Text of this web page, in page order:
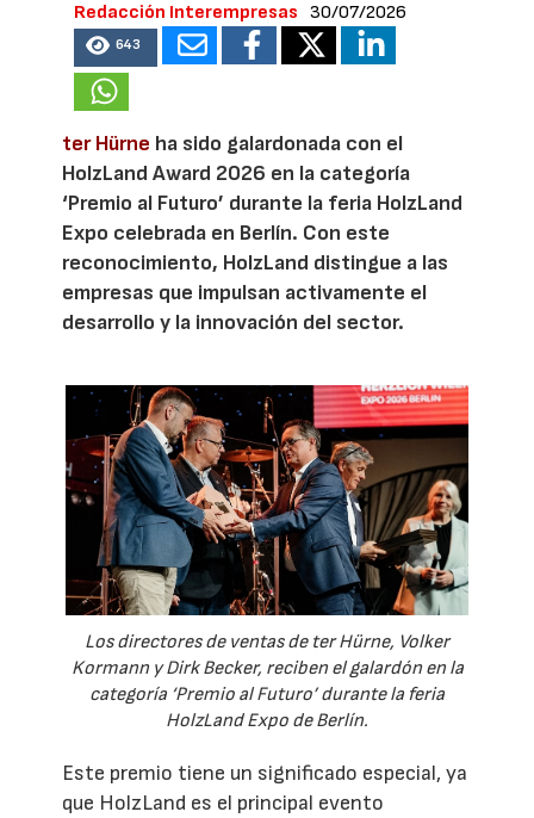
Redacción Interempresas 30/07/2026
643
ter Hürne ha sido galardonada con el
HolzLand Award 2026 en la categoría
‘Premio al Futuro’ durante la feria HolzLand
Expo celebrada en Berlín. Con este
reconocimiento, HolzLand distingue a las
empresas que impulsan activamente el
desarrollo y la innovación del sector.
Los directores de ventas de ter Hürne, Volker
Kormann y Dirk Becker, reciben el galardón en la
categoría ‘Premio al Futuro’ durante la feria
HolzLand Expo de Berlín.
Este premio tiene un significado especial, ya
que HolzLand es el principal evento